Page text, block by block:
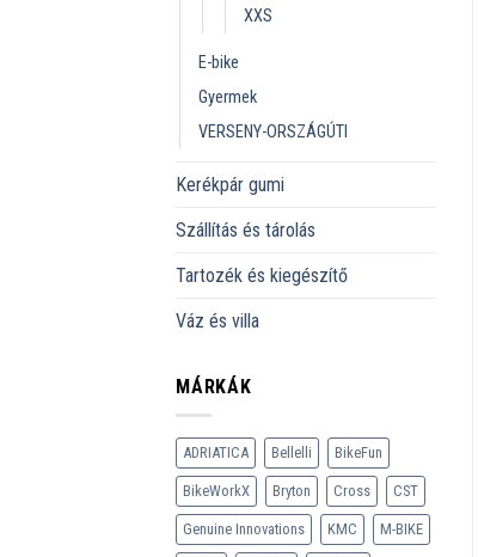
XXS
E-bike
Gyermek
VERSENY-ORSZÁGÚTI
Kerékpár gumi
Szállítás és tárolás
Tartozék és kiegészítő
Váz és villa
MÁRKÁK
ADRIATICA Bellelli BikeFun
BikeWorkX Bryton Cross CST
Genuine Innovations KMC M-BIKE